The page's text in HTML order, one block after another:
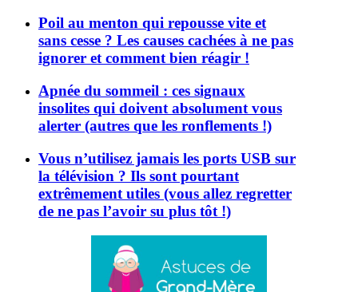
Poil au menton qui repousse vite et
sans cesse ? Les causes cachées à ne pas
ignorer et comment bien réagir !
Apnée du sommeil : ces signaux
insolites qui doivent absolument vous
alerter (autres que les ronflements !)
Vous n’utilisez jamais les ports USB sur
la télévision ? Ils sont pourtant
extrêmement utiles (vous allez regretter
de ne pas l’avoir su plus tôt !)